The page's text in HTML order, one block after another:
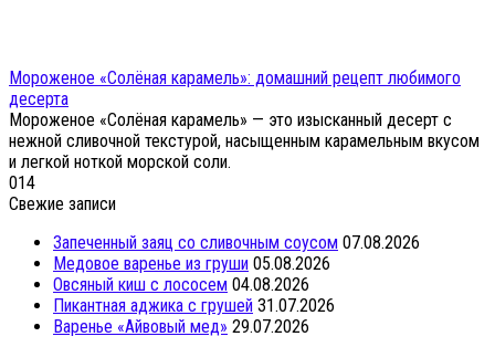
Мороженое «Солёная карамель»: домашний рецепт любимого
десерта
Мороженое «Солёная карамель» — это изысканный десерт с
нежной сливочной текстурой, насыщенным карамельным вкусом
и легкой ноткой морской соли.
014
Свежие записи
Запеченный заяц со сливочным соусом 07.08.2026
Медовое варенье из груши 05.08.2026
Овсяный киш с лососем 04.08.2026
Пикантная аджика с грушей 31.07.2026
Варенье «Айвовый мед» 29.07.2026